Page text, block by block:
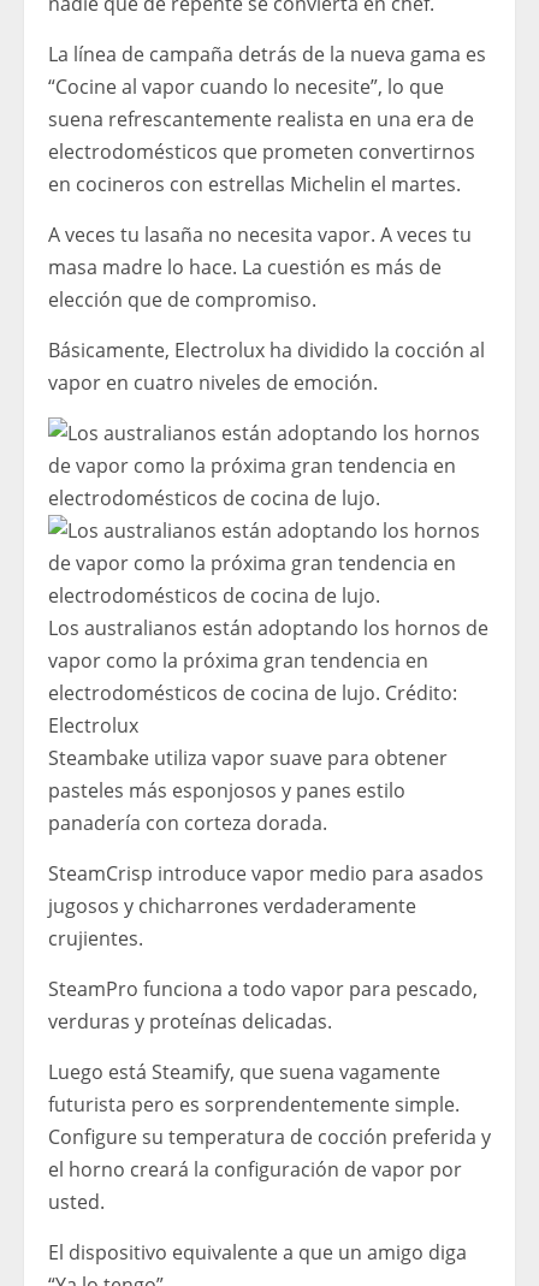
La línea de campaña detrás de la nueva gama es
“Cocine al vapor cuando lo necesite”, lo que
suena refrescantemente realista en una era de
electrodomésticos que prometen convertirnos
en cocineros con estrellas Michelin el martes.
A veces tu lasaña no necesita vapor. A veces tu
masa madre lo hace. La cuestión es más de
elección que de compromiso.
Básicamente, Electrolux ha dividido la cocción al
vapor en cuatro niveles de emoción.
Los australianos están adoptando los hornos de
vapor como la próxima gran tendencia en
electrodomésticos de cocina de lujo. Crédito:
Electrolux
Steambake utiliza vapor suave para obtener
pasteles más esponjosos y panes estilo
panadería con corteza dorada.
SteamCrisp introduce vapor medio para asados ​​
jugosos y chicharrones verdaderamente
crujientes.
SteamPro funciona a todo vapor para pescado,
verduras y proteínas delicadas.
Luego está Steamify, que suena vagamente
futurista pero es sorprendentemente simple.
Configure su temperatura de cocción preferida y
el horno creará la configuración de vapor por
usted.
El dispositivo equivalente a que un amigo diga